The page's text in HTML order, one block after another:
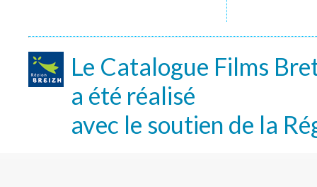
Le Catalogue Films
a été réalisé
avec le soutien de la